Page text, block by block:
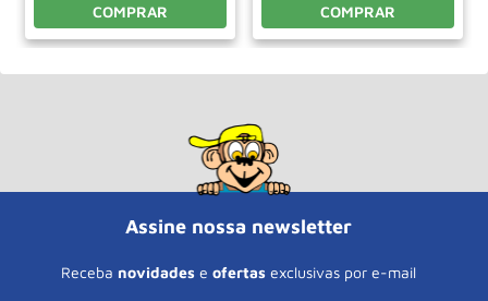
COMPRAR COMPRAR
Assine nossa newsletter
Receba novidades e ofertas exclusivas por e-mail